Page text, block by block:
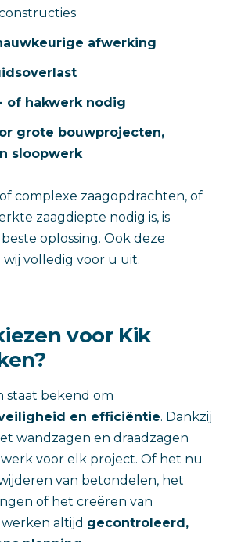
afwerking
of hakwerk nodig
grote bouwprojecten,
sloopwerk
complexe zaagopdrachten, of
zaagdiepte nodig is, is
oplossing. Ook deze
volledig voor u uit.
voor Kik
staat bekend om
en efficiëntie. Dankzij
wandzagen en draadzagen
voor elk project. Of het nu
van betondelen, het
of het creëren van
altijd gecontroleerd,